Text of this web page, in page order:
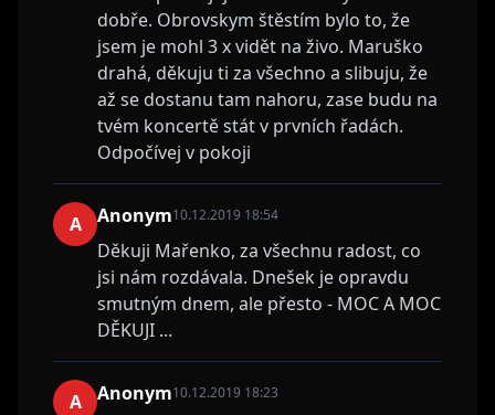
dobře. Obrovskym štěstím bylo to, že
jsem je mohl 3 x vidět na živo. Maruško
drahá, děkuju ti za všechno a slibuju, že
až se dostanu tam nahoru, zase budu na
tvém koncertě stát v prvních řadách.
Odpočívej v pokoji
A Anonym10.12.2019 18:54
Děkuji Mařenko, za všechnu radost, co
jsi nám rozdávala. Dnešek je opravdu
smutným dnem, ale přesto - MOC A MOC
DĚKUJI ...
A Anonym10.12.2019 18:23